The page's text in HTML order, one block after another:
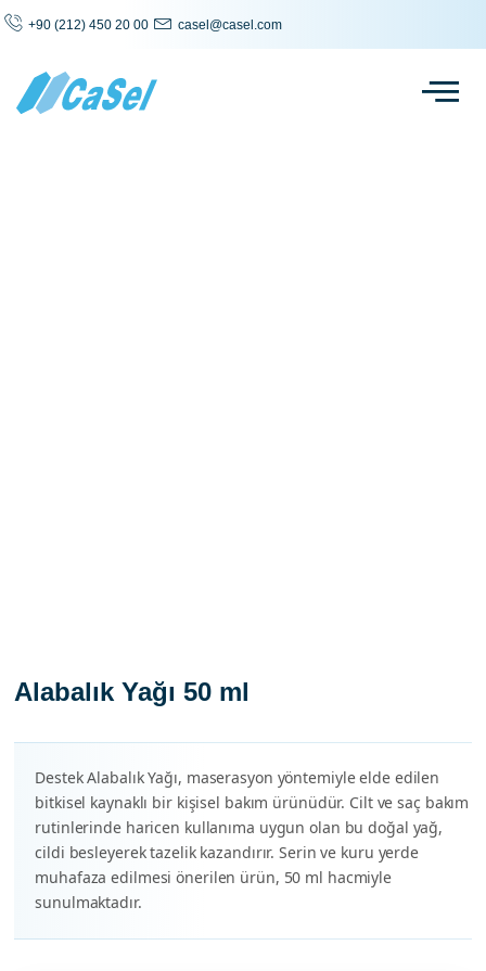
+90 (212) 450 20 00 casel@casel.com
Alabalık Yağı 50 ml
Destek Alabalık Yağı, maserasyon yöntemiyle elde edilen
bitkisel kaynaklı bir kişisel bakım ürünüdür. Cilt ve saç bakım
rutinlerinde haricen kullanıma uygun olan bu doğal yağ,
cildi besleyerek tazelik kazandırır. Serin ve kuru yerde
muhafaza edilmesi önerilen ürün, 50 ml hacmiyle
sunulmaktadır.